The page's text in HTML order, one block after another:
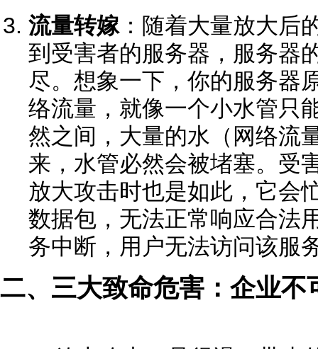
流量转嫁：随着大量放大后
到受害者的服务器，服务器
尽。想象一下，你的服务器
络流量，就像一个小水管只
然之间，大量的水（网络流
来，水管必然会被堵塞。受
放大攻击时也是如此，它会
数据包，无法正常响应合法
务中断，用户无法访问该服
二、三大致命危害：企业不